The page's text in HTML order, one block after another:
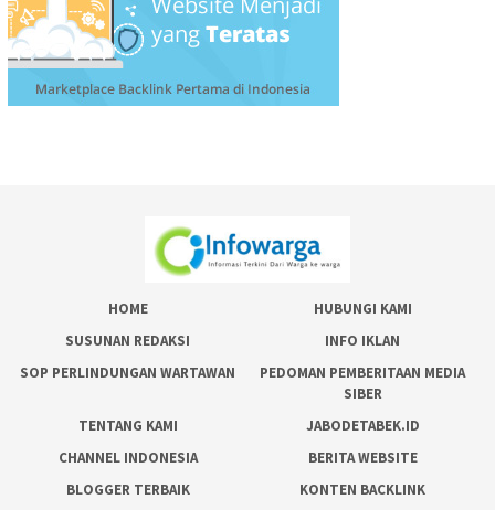
HOME
HUBUNGI KAMI
SUSUNAN REDAKSI
INFO IKLAN
SOP PERLINDUNGAN WARTAWAN
PEDOMAN PEMBERITAAN MEDIA
SIBER
TENTANG KAMI
JABODETABEK.ID
CHANNEL INDONESIA
BERITA WEBSITE
BLOGGER TERBAIK
KONTEN BACKLINK